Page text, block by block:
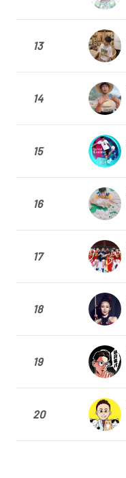
13
14
15
16
17
18
19
20